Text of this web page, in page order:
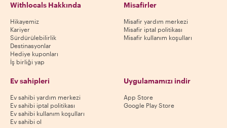
Withlocals Hakkında
Hikayemiz
Kariyer
Sürdürülebilirlik
Destinasyonlar
Hediye kuponları
İş birliği yap
Misafirler
Misafir yardım merkezi
Misafir iptal politikası
Misafir kullanım koşulları
Ev sahipleri
Ev sahibi yardım merkezi
Ev sahibi iptal politikası
Ev sahibi kullanım koşulları
Ev sahibi ol
Uygulamamızı indir
App Store
Google Play Store